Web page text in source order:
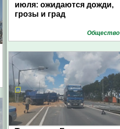
июля: ожидаются дожди,
грозы и град
Общество